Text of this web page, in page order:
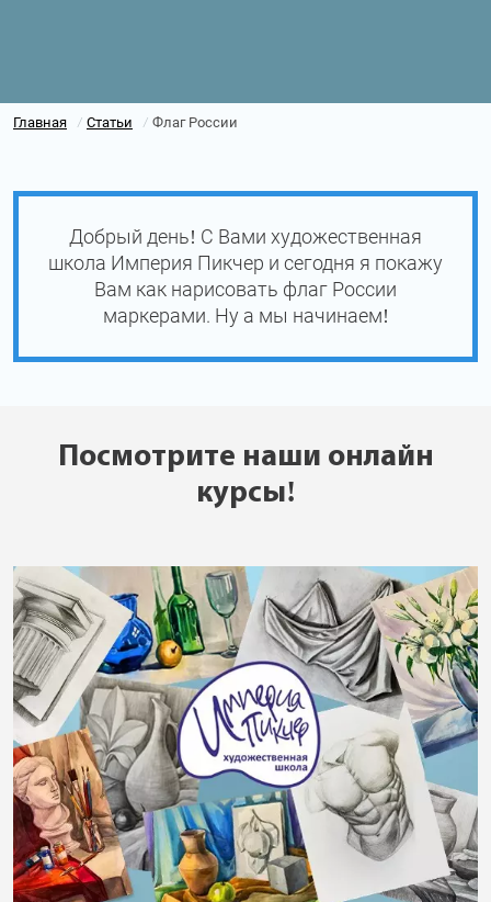
Главная / Статьи / Флаг России
Добрый день! С Вами художественная
школа Империя Пикчер и сегодня я покажу
Вам как нарисовать флаг России
маркерами. Ну а мы начинаем!
Посмотрите наши онлайн
курсы!